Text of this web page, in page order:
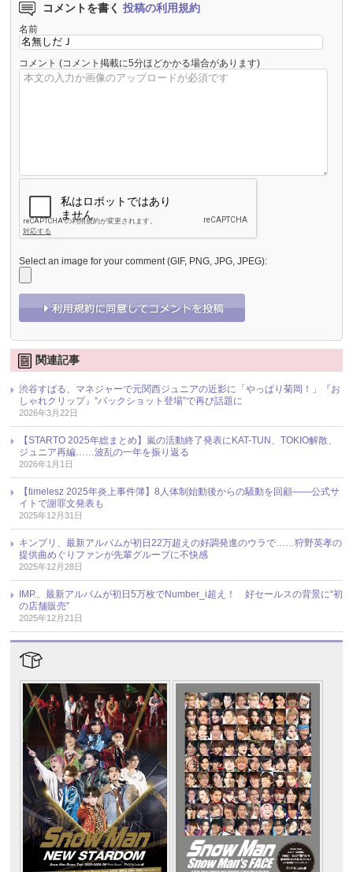
コメントを書く 投稿の利用規約
名前
コメント (コメント掲載に5分ほどかかる場合があります)
Select an image for your comment (GIF, PNG, JPG, JPEG):
関連記事
渋谷すばる、マネジャーで元関西ジュニアの近影に「やっぱり菊岡！」『お
しゃれクリップ』“バックショット登場”で再び話題に
2026年3月22日
【STARTO 2025年総まとめ】嵐の活動終了発表にKAT-TUN、TOKIO解散、
ジュニア再編……波乱の一年を振り返る
2026年1月1日
【timelesz 2025年炎上事件簿】8人体制始動後からの騒動を回顧――公式サ
イトで謝罪文発表も
2025年12月31日
キンプリ、最新アルバムが初日22万超えの好調発進のウラで……狩野英孝の
提供曲めぐりファンが先輩グループに不快感
2025年12月28日
IMP.、最新アルバムが初日5万枚でNumber_i超え！ 好セールスの背景に“初
の店舗販売”
2025年12月21日